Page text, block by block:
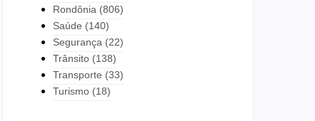
Rondônia (806)
Saúde (140)
Segurança (22)
Trânsito (138)
Transporte (33)
Turismo (18)